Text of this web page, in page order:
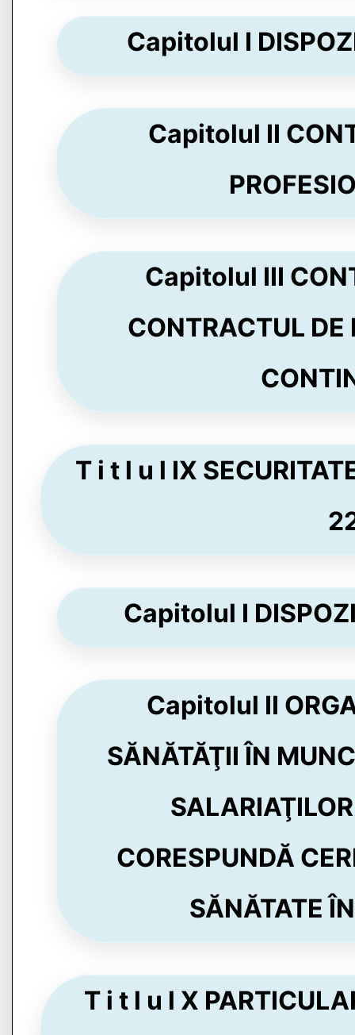
Capitolul I
Capitolul II
Capitolul III
CONTRACTUL DE
T i t l u l IX
Capitolul I
Capitolul II
SĂNĂTĂŢII ÎN
CORESPUNDĂ
SĂNĂTATE
T i t l u l X